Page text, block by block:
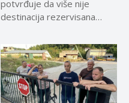
potvrđuje da više nije
destinacija rezervisana